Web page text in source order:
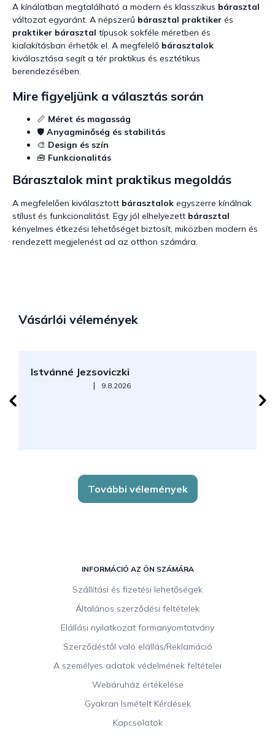
A kínálatban megtalálható a modern és klasszikus bárasztal
változat egyaránt. A népszerű bárasztal praktiker és
praktiker bárasztal típusok sokféle méretben és
kialakításban érhetők el. A megfelelő bárasztalok
kiválasztása segít a tér praktikus és esztétikus
berendezésében.
Mire figyeljünk a választás során
📏 Méret és magasság
🛡️ Anyagminőség és stabilitás
🎨 Design és szín
🧰 Funkcionalitás
Bárasztalok mint praktikus megoldás
A megfelelően kiválasztott bárasztalok egyszerre kínálnak
stílust és funkcionalitást. Egy jól elhelyezett bárasztal
kényelmes étkezési lehetőséget biztosít, miközben modern és
rendezett megjelenést ad az otthon számára.
Vásárlói vélemények
Istvánné Jezsoviczki
Az áruház értékelése 5-ből 5 csillag.
| 9.8.2026
További vélemények
INFORMÁCIÓ AZ ÖN SZÁMÁRA
Szállítási és fizetési lehetőségek
Általános szerződési feltételek
Elállási nyilatkozat formanyomtatvány
Szerződéstől való elállás/Reklamáció
A személyes adatok védelmének feltételei
Webáruház értékelése
Gyakran Ismételt Kérdések
Kapcsolatok